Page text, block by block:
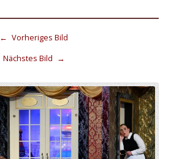
← Vorheriges Bild
Nächstes Bild →